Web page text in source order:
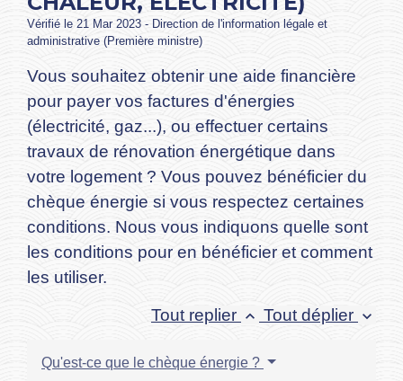
Vérifié le 21 Mar 2023 - Direction de l'information légale et
administrative (Première ministre)
Vous souhaitez obtenir une aide financière
pour payer vos factures d'énergies
(électricité, gaz...), ou effectuer certains
travaux de rénovation énergétique dans
votre logement ? Vous pouvez bénéficier du
chèque énergie si vous respectez certaines
conditions. Nous vous indiquons quelle sont
les conditions pour en bénéficier et comment
les utiliser.
Tout replier keyboard_arrow_up Tout déplier keyboard_arrow_down
Qu'est-ce que le chèque énergie ?